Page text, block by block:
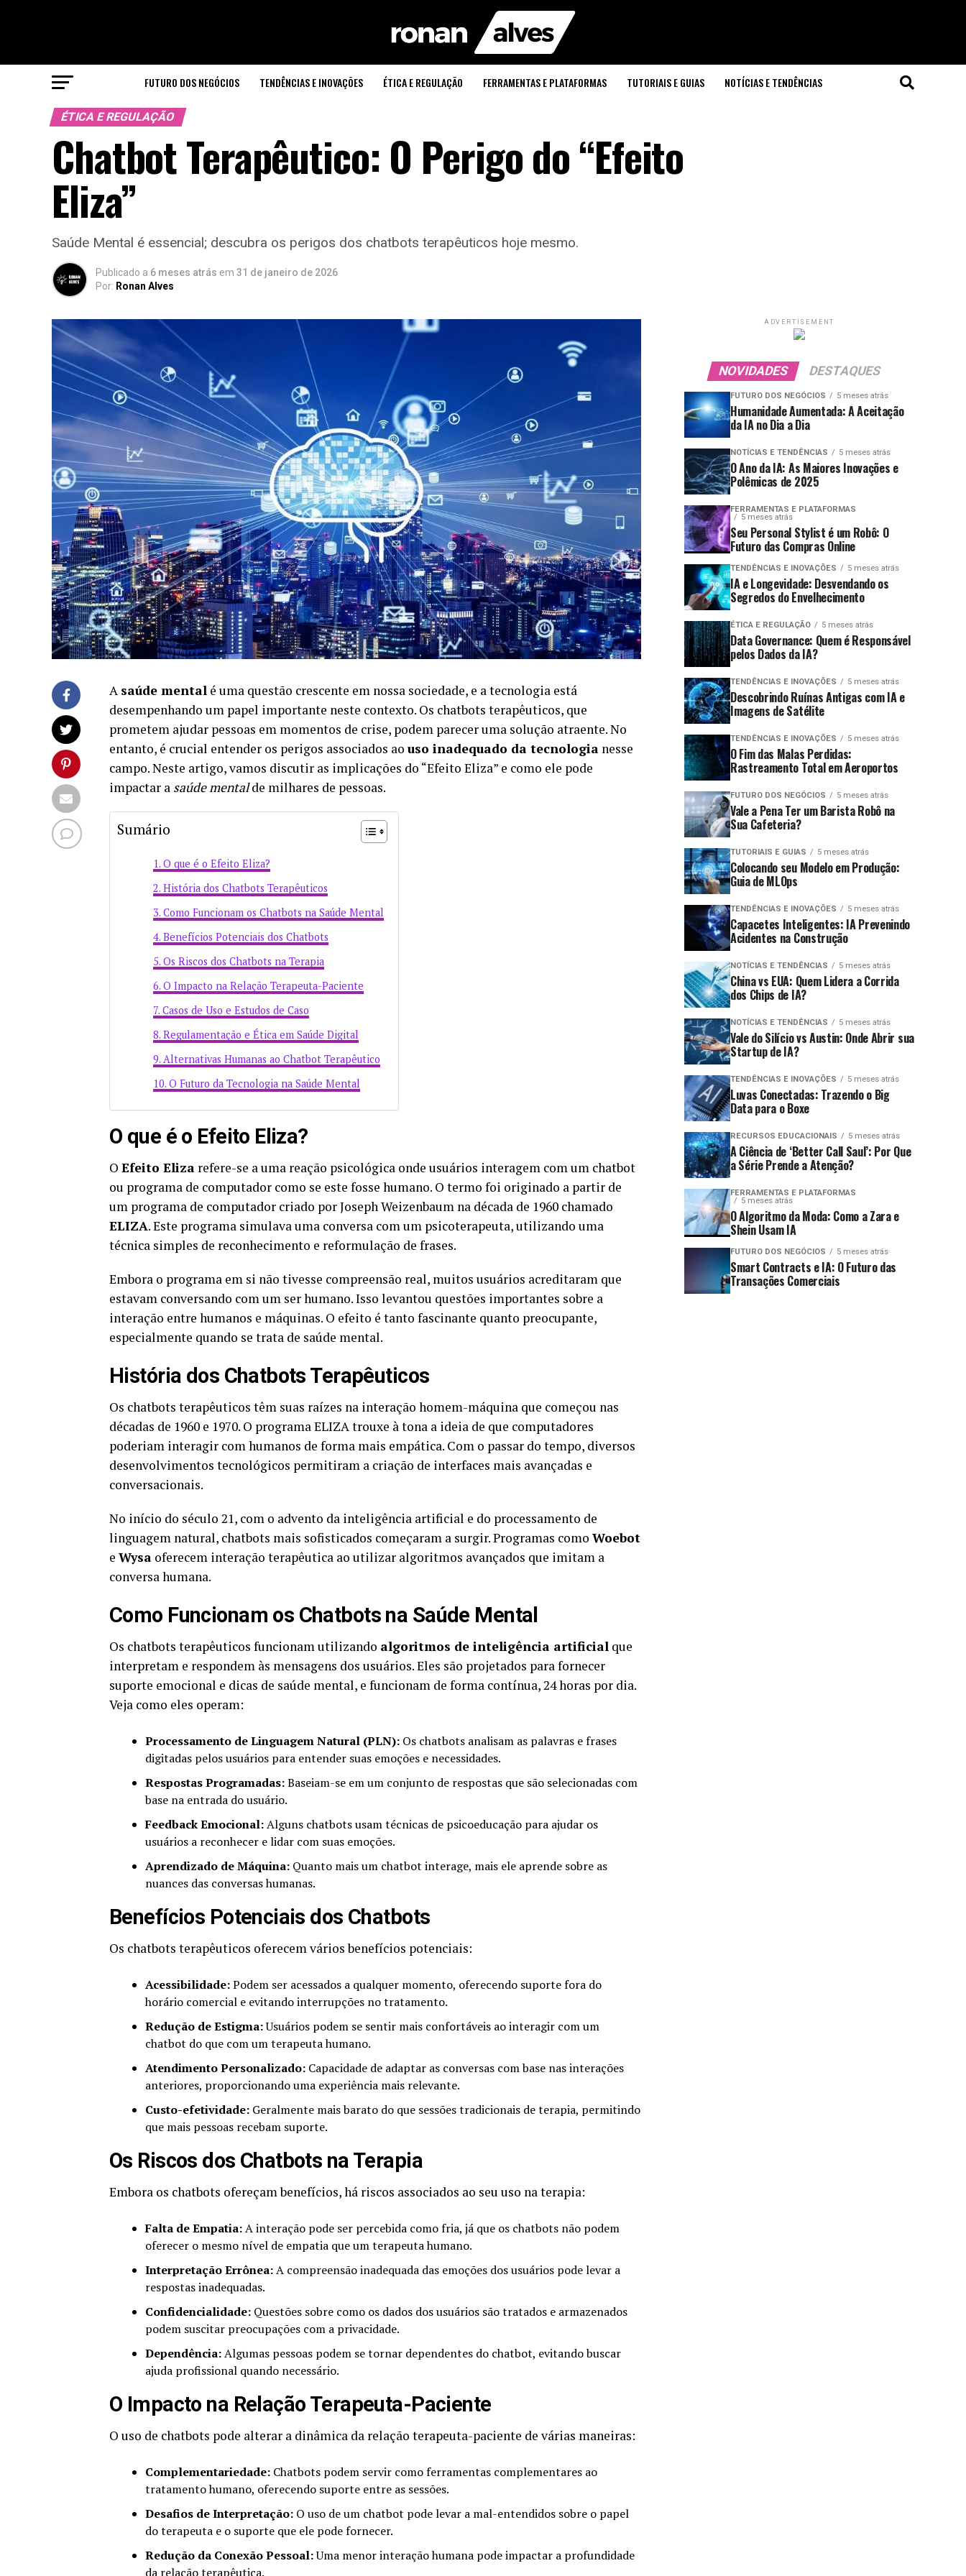
FUTURO DOS NEGÓCIOS TENDÊNCIAS E INOVAÇÕES ÉTICA E REGULAÇÃO FERRAMENTAS E PLATAFORMAS TUTORIAIS E GUIAS NOTÍCIAS E TENDÊNCIAS
ÉTICA E REGULAÇÃO
Chatbot Terapêutico: O Perigo do “Efeito
Eliza”
Saúde Mental é essencial; descubra os perigos dos chatbots terapêuticos hoje mesmo.
Publicado a 6 meses atrás em 31 de janeiro de 2026
Por: Ronan Alves
A saúde mental é uma questão crescente em nossa sociedade, e a tecnologia está
desempenhando um papel importante neste contexto. Os chatbots terapêuticos, que
prometem ajudar pessoas em momentos de crise, podem parecer uma solução atraente. No
entanto, é crucial entender os perigos associados ao uso inadequado da tecnologia nesse
campo. Neste artigo, vamos discutir as implicações do “Efeito Eliza” e como ele pode
impactar a saúde mentalde milhares de pessoas.
Sumário
O que é o Efeito Eliza?
História dos Chatbots Terapêuticos
Como Funcionam os Chatbots na Saúde Mental
Benefícios Potenciais dos Chatbots
Os Riscos dos Chatbots na Terapia
O Impacto na Relação Terapeuta-Paciente
Casos de Uso e Estudos de Caso
Regulamentação e Ética em Saúde Digital
Alternativas Humanas ao Chatbot Terapêutico
O Futuro da Tecnologia na Saúde Mental
O que é o Efeito Eliza?
O Efeito Eliza refere-se a uma reação psicológica onde usuários interagem com um chatbot
ou programa de computador como se este fosse humano. O termo foi originado a partir de
um programa de computador criado por Joseph Weizenbaum na década de 1960 chamado
ELIZA. Este programa simulava uma conversa com um psicoterapeuta, utilizando uma
técnica simples de reconhecimento e reformulação de frases.
Embora o programa em si não tivesse compreensão real, muitos usuários acreditaram que
estavam conversando com um ser humano. Isso levantou questões importantes sobre a
interação entre humanos e máquinas. O efeito é tanto fascinante quanto preocupante,
especialmente quando se trata de saúde mental.
História dos Chatbots Terapêuticos
Os chatbots terapêuticos têm suas raízes na interação homem-máquina que começou nas
décadas de 1960 e 1970. O programa ELIZA trouxe à tona a ideia de que computadores
poderiam interagir com humanos de forma mais empática. Com o passar do tempo, diversos
desenvolvimentos tecnológicos permitiram a criação de interfaces mais avançadas e
conversacionais.
No início do século 21, com o advento da inteligência artificial e do processamento de
linguagem natural, chatbots mais sofisticados começaram a surgir. Programas como Woebot
e Wysa oferecem interação terapêutica ao utilizar algoritmos avançados que imitam a
conversa humana.
Como Funcionam os Chatbots na Saúde Mental
Os chatbots terapêuticos funcionam utilizando algoritmos de inteligência artificial que
interpretam e respondem às mensagens dos usuários. Eles são projetados para fornecer
suporte emocional e dicas de saúde mental, e funcionam de forma contínua, 24 horas por dia.
Veja como eles operam:
Processamento de Linguagem Natural (PLN): Os chatbots analisam as palavras e frases
digitadas pelos usuários para entender suas emoções e necessidades.
Respostas Programadas:Baseiam-se em um conjunto de respostas que são selecionadas com
base na entrada do usuário.
Feedback Emocional:Alguns chatbots usam técnicas de psicoeducação para ajudar os
usuários a reconhecer e lidar com suas emoções.
Aprendizado de Máquina: Quanto mais um chatbot interage, mais ele aprende sobre as
nuances das conversas humanas.
Benefícios Potenciais dos Chatbots
Os chatbots terapêuticos oferecem vários benefícios potenciais:
Acessibilidade:Podem ser acessados a qualquer momento, oferecendo suporte fora do
horário comercial e evitando interrupções no tratamento.
Redução de Estigma:Usuários podem se sentir mais confortáveis ao interagir com um
chatbot do que com um terapeuta humano.
Atendimento Personalizado: Capacidade de adaptar as conversas com base nas interações
anteriores, proporcionando uma experiência mais relevante.
Custo-efetividade: Geralmente mais barato do que sessões tradicionais de terapia, permitindo
que mais pessoas recebam suporte.
Os Riscos dos Chatbots na Terapia
Embora os chatbots ofereçam benefícios, há riscos associados ao seu uso na terapia:
Falta de Empatia:A interação pode ser percebida como fria, já que os chatbots não podem
oferecer o mesmo nível de empatia que um terapeuta humano.
Interpretação Errônea:A compreensão inadequada das emoções dos usuários pode levar a
respostas inadequadas.
Confidencialidade: Questões sobre como os dados dos usuários são tratados e armazenados
podem suscitar preocupações com a privacidade.
Dependência:Algumas pessoas podem se tornar dependentes do chatbot, evitando buscar
ajuda profissional quando necessário.
O Impacto na Relação Terapeuta-Paciente
O uso de chatbots pode alterar a dinâmica da relação terapeuta-paciente de várias maneiras:
Complementariedade: Chatbots podem servir como ferramentas complementares ao
tratamento humano, oferecendo suporte entre as sessões.
Desafios de Interpretação: O uso de um chatbot pode levar a mal-entendidos sobre o papel
do terapeuta e o suporte que ele pode fornecer.
Redução da Conexão Pessoal:Uma menor interação humana pode impactar a profundidade
da relação terapêutica.
ADVERTISEMENT
NOVIDADES DESTAQUES
FUTURO DOS NEGÓCIOS 5 meses atrás
Humanidade Aumentada: A Aceitação
da IA no Dia a Dia
NOTÍCIAS E TENDÊNCIAS 5 meses atrás
O Ano da IA: As Maiores Inovações e
Polêmicas de 2025
FERRAMENTAS E PLATAFORMAS
5 meses atrás
Seu Personal Stylist é um Robô: O
Futuro das Compras Online
TENDÊNCIAS E INOVAÇÕES 5 meses atrás
IA e Longevidade: Desvendando os
Segredos do Envelhecimento
ÉTICA E REGULAÇÃO 5 meses atrás
Data Governance: Quem é Responsável
pelos Dados da IA?
TENDÊNCIAS E INOVAÇÕES 5 meses atrás
Descobrindo Ruínas Antigas com IA e
Imagens de Satélite
TENDÊNCIAS E INOVAÇÕES 5 meses atrás
O Fim das Malas Perdidas:
Rastreamento Total em Aeroportos
FUTURO DOS NEGÓCIOS 5 meses atrás
Vale a Pena Ter um Barista Robô na
Sua Cafeteria?
TUTORIAIS E GUIAS 5 meses atrás
Colocando seu Modelo em Produção:
Guia de MLOps
TENDÊNCIAS E INOVAÇÕES 5 meses atrás
Capacetes Inteligentes: IA Prevenindo
Acidentes na Construção
NOTÍCIAS E TENDÊNCIAS 5 meses atrás
China vs EUA: Quem Lidera a Corrida
dos Chips de IA?
NOTÍCIAS E TENDÊNCIAS 5 meses atrás
Vale do Silício vs Austin: Onde Abrir sua
Startup de IA?
TENDÊNCIAS E INOVAÇÕES 5 meses atrás
Luvas Conectadas: Trazendo o Big
Data para o Boxe
RECURSOS EDUCACIONAIS 5 meses atrás
A Ciência de ‘Better Call Saul’: Por Que
a Série Prende a Atenção?
FERRAMENTAS E PLATAFORMAS
5 meses atrás
O Algoritmo da Moda: Como a Zara e
Shein Usam IA
FUTURO DOS NEGÓCIOS 5 meses atrás
Smart Contracts e IA: O Futuro das
Transações Comerciais